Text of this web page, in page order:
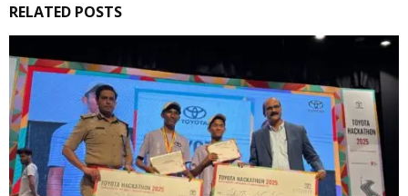
RELATED POSTS